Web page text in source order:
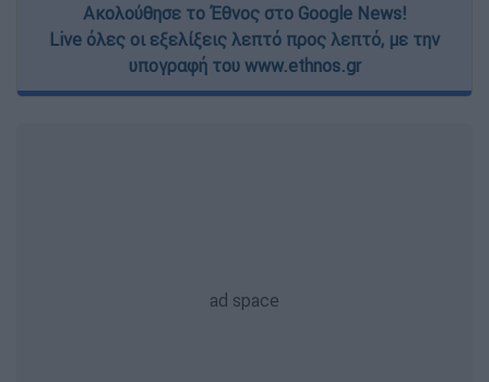
Ακολούθησε το Έθνος στο Google News!
Live όλες οι εξελίξεις λεπτό προς λεπτό, με την
υπογραφή του www.ethnos.gr